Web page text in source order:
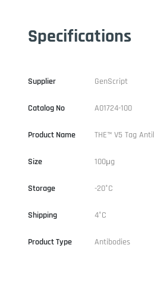
Specifications
Supplier GenScript
Catalog No A01724-100
Product Name THE™ V5 Tag
Size 100μg
Storage -20°C
Shipping 4°C
Product Type Antibodies